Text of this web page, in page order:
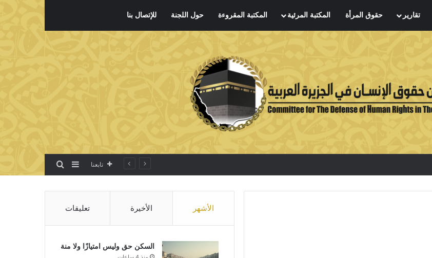
تقارير حقوق المرأة المكتبة المرئية المكتبة المقروءة حول اللجنة للإتصال بنا
تابعنا إضافة عمود جانبي
بحث عن
الأشهر الأخيرة تعليقات
السكن حق وليس امتيازًا ولا منة